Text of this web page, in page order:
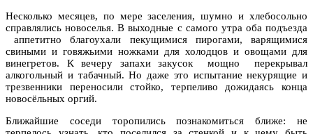
Несколько месяцев, по мере заселения, шумно и хлебосольно
справлялись новоселья. В выходные с самого утра оба подъезда
аппетитно благоухали пекущимися пирогами, варящимися
свиными и говяжьими ножками для холодцов и овощами для
винегретов. К вечеру запахи закусок мощно перекрывал
алкогольный и табачный. Но даже это испытание некурящие и
трезвенники переносили стойко, терпеливо дожидаясь конца
новосёльных оргий.
Ближайшие соседи торопились познакомиться ближе: не